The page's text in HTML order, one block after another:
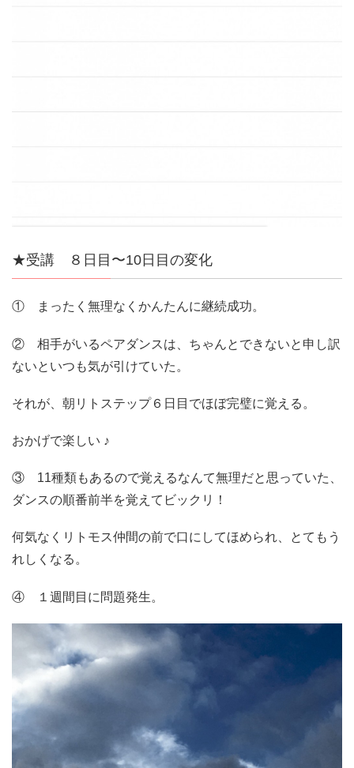
★受講 ８日目〜10日目の変化
① まったく無理なくかんたんに継続成功。
② 相手がいるペアダンスは、ちゃんとできないと申し訳
ないといつも気が引けていた。
それが、朝リトステップ６日目でほぼ完璧に覚える。
おかげで楽しい ♪
③ 11種類もあるので覚えるなんて無理だと思っていた、
ダンスの順番前半を覚えてビックリ！
何気なくリトモス仲間の前で口にしてほめられ、とてもう
れしくなる。
④ １週間目に問題発生。